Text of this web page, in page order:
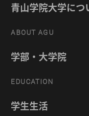
青山学院大学につ
ABOUT AGU
学部・大学院
EDUCATION
学生生活